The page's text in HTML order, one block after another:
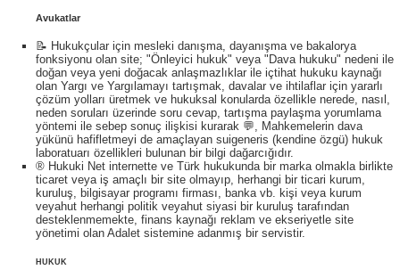
Avukatlar
📝 Hukukçular için mesleki danışma, dayanışma ve bakalorya
fonksiyonu olan site; "Önleyici hukuk" veya "Dava hukuku" nedeni ile
doğan veya yeni doğacak anlaşmazlıklar ile içtihat hukuku kaynağı
olan Yargı ve Yargılamayı tartışmak, davalar ve ihtilaflar için yararlı
çözüm yolları üretmek ve hukuksal konularda özellikle nerede, nasıl,
neden soruları üzerinde soru cevap, tartışma paylaşma yorumlama
yöntemi ile sebep sonuç ilişkisi kurarak 💬, Mahkemelerin dava
yükünü hafifletmeyi de amaçlayan suigeneris (kendine özgü) hukuk
laboratuarı özellikleri bulunan bir bilgi dağarcığıdır.
® Hukuki Net internette ve Türk hukukunda bir marka olmakla birlikte
ticaret veya iş amaçlı bir site olmayıp, herhangi bir ticari kurum,
kuruluş, bilgisayar programı firması, banka vb. kişi veya kurum
veyahut herhangi politik veyahut siyasi bir kuruluş tarafından
desteklenmemekte, finans kaynağı reklam ve ekseriyetle site
yönetimi olan Adalet sistemine adanmış bir servistir.
HUKUK